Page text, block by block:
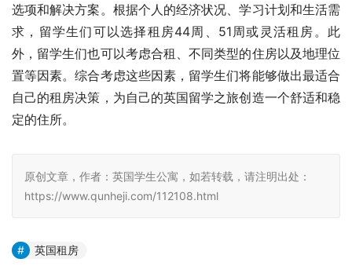
选项和解决方案。根据个人的经济状况、学习计划和生活需
求，留学生们可以选择租房44周、51周或灵活租房。此
外，留学生们也可以考虑合租、不同类型的住房以及地理位
置等因素。综合考虑这些因素，留学生们将能够做出最适合
自己的租房决策，为自己的英国留学之旅创造一个舒适和稳
定的住所。
原创文章，作者：英国学生公寓，如若转载，请注明出处：
https://www.qunheji.com/112108.html
英国租房